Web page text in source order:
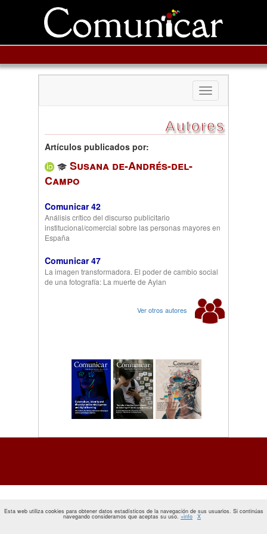
Toggle
navigation
Autores
Artículos publicados por:
Susana de-Andrés-del-
Campo
Comunicar 42
Análisis crítico del discurso publicitario
institucional/comercial sobre las personas mayores en
España
Comunicar 47
La imagen transformadora. El poder de cambio social
de una fotografía: La muerte de Aylan
Ver otros autores
Esta web utiliza cookies para obtener datos estadísticos de la navegación de sus usuarios. Si continúas
navegando consideramos que aceptas su uso. +info X